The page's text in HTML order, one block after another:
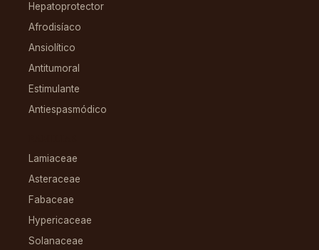
Hepatoprotector
Afrodisíaco
Ansiolítico
Antitumoral
Estimulante
Antiespasmódico
Lamiaceae
Asteraceae
Fabaceae
Hypericaceae
Solanaceae